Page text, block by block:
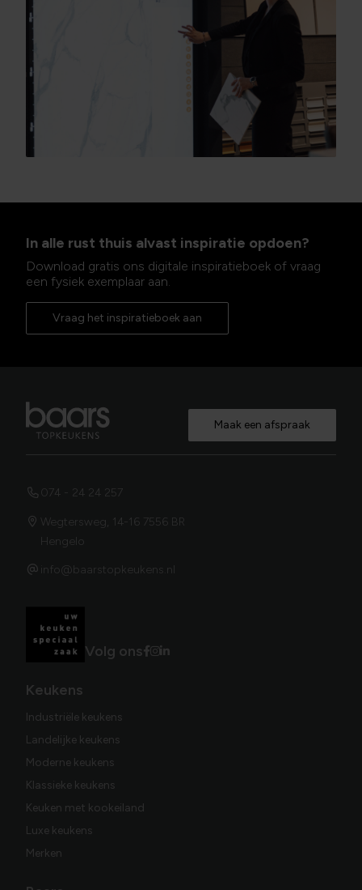
In alle rust thuis alvast inspiratie opdoen?
Download gratis ons digitale inspiratieboek of vraag
een fysiek exemplaar aan.
Vraag het inspiratieboek aan
Maak een afspraak
074 - 24 24 257
Wegtersweg, 14-16 7556 BR
Hengelo
info@baarstopkeukens.nl
Volg ons
Keukens
Industriële keukens
Landelijke keukens
Moderne keukens
Klassieke keukens
Keuken met kookeiland
Luxe keukens
Merken